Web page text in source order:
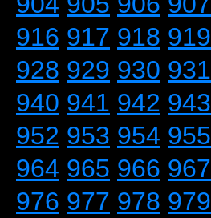
916 917 918 919
928 929 930 931
940 941 942 943
952 953 954 955
964 965 966 967
976 977 978 979